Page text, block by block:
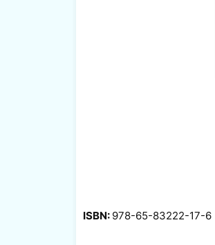
ISBN: 978-65-83222-17-6